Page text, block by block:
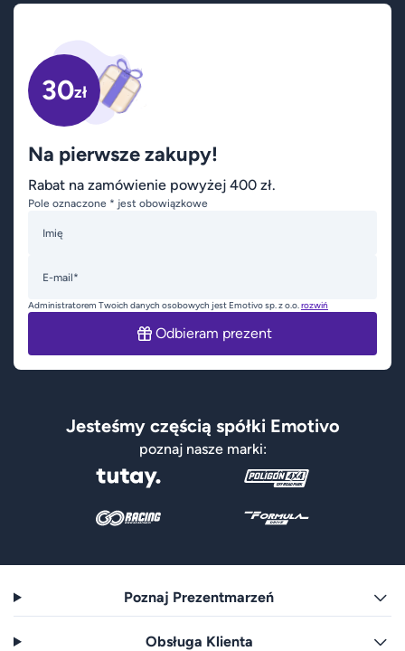
30zł
Na pierwsze zakupy!
Rabat na zamówienie powyżej 400 zł.
Pole oznaczone * jest obowiązkowe
Imię
E-mail*
Administratorem Twoich danych osobowych jest Emotivo sp. z o.o.rozwiń
Odbieram prezent
Jesteśmy częścią spółki Emotivo
poznaj nasze marki:
Poznaj Prezentmarzeń
Obsługa Klienta